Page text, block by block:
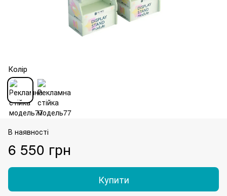
Колір
В наявності
6 550 грн
Купити